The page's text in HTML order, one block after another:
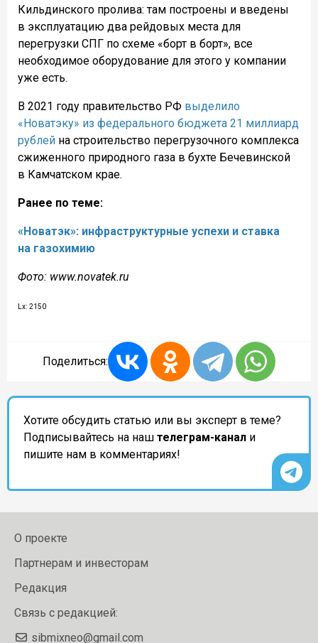
Кильдинского пролива: там построены и введены
в эксплуатацию два рейдовых места для
перегрузки СПГ по схеме «борт в борт», все
необходимое оборудование для этого у компании
уже есть.
В 2021 году правительство РФ выделило
«Новатэку» из федерального бюджета 21 миллиард
рублей на строительство перегрузочного комплекса
сжиженного природного газа в бухте Бечевинской
в Камчатском крае.
Ранее по теме:
«Новатэк»: инфраструктурные успехи и ставка
на газохимию
Фото: www.novatek.ru
Lx: 2150
Поделиться:
Хотите обсудить статью или вы эксперт в теме?
Подписывайтесь на наш телеграм-канал и
пишите нам в комментариях!
О проекте
Партнерам и инвесторам
Редакция
Связь с редакцией:
sibmixneo@gmail.com